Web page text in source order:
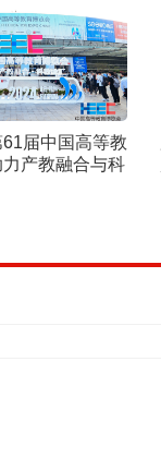
届中国高等教
产教融合与科